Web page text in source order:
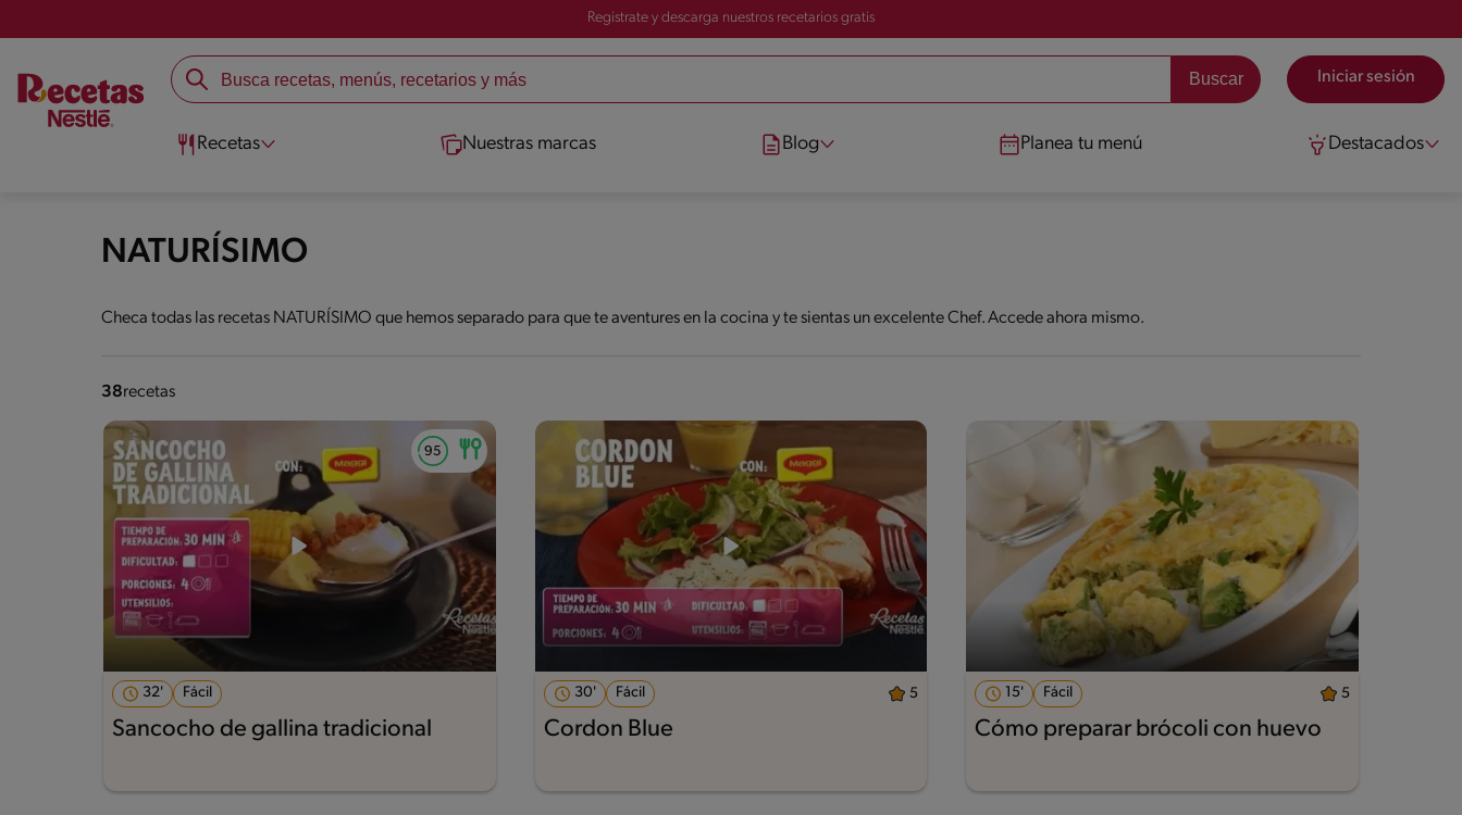
Registrate y descarga nuestros recetarios gratis
Iniciar sesión
Recetas Nuestras marcas Blog Planea tu menú Destacados
NATURÍSIMO
Checa todas las recetas NATURÍSIMO que hemos separado para que te aventures en la cocina y te sientas un excelente Chef. Accede ahora mismo.
38recetas
32' Fácil
Sancocho de gallina tradicional
30' Fácil 5
Cordon Blue
15' Fácil 5
Cómo preparar brócoli con huevo